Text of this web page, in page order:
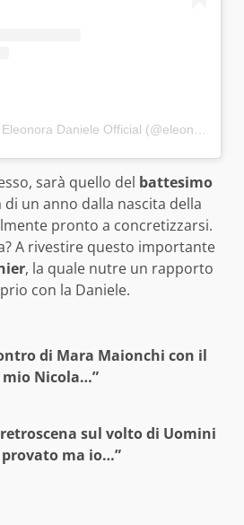
Un post condiviso da Eleonora Daniele Official (@eleonora_daniele_official)
sarà quello del battesimo
di un anno dalla nascita della
pronto a concretizzarsi.
A rivestire questo importante
, la quale nutre un rapporto
con la Daniele.
di Mara Maionchi con il
Nicola…”
sul volto di Uomini
provato ma io…”